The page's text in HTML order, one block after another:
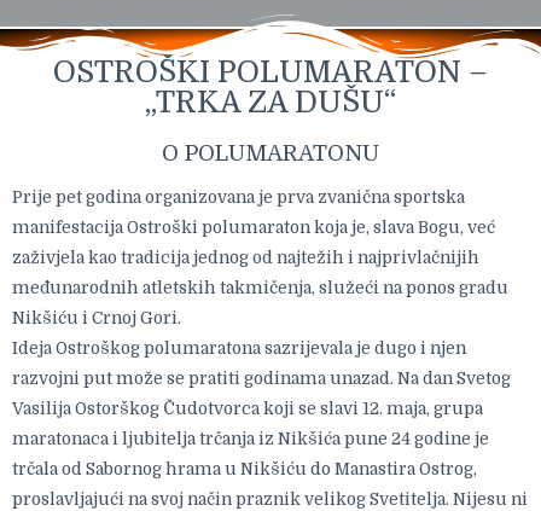
OSTROŠKI POLUMARATON –
„TRKA ZA DUŠU“
O POLUMARATONU
Prije pet godina organizovana je prva zvanična sportska
manifestacija Ostroški polumaraton koja je, slava Bogu, već
zaživjela kao tradicija jednog od najtežih i najprivlačnijih
međunarodnih atletskih takmičenja, služeći na ponos gradu
Nikšiću i Crnoj Gori.
Ideja Ostroškog polumaratona sazrijevala je dugo i njen
razvojni put može se pratiti godinama unazad. Na dan Svetog
Vasilija Ostorškog Čudotvorca koji se slavi 12. maja, grupa
maratonaca i ljubitelja trčanja iz Nikšića pune 24 godine je
trčala od Sabornog hrama u Nikšiću do Manastira Ostrog,
proslavljajući na svoj način praznik velikog Svetitelja. Nijesu ni